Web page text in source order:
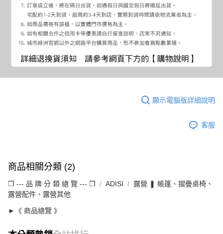
顯示電腦版詳細說明
客服
商品相關分類 (2)
❒ --- 品 牌 分 類 總 覽 --- ❒ ADISI
露營 ❚ 帳篷、摺疊桌椅、
露營配件、露營其他
►《 商品總覽 》